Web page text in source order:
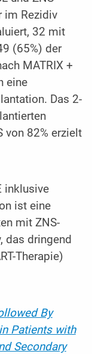
im Rezidiv
32 mit
(65%) der
MATRIX +
eine
Das 2-
von 82% erzielt
inklusive
ist eine
mit ZNS-
das dringend
Therapie)
By
Patients with
Secondary